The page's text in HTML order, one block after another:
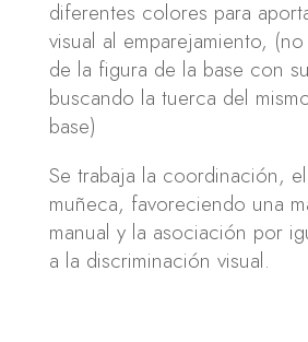
diferentes colores para
visual al emparejamiento,
de la figura de la base con
buscando la tuerca del
base)
Se trabaja la coordinación,
muñeca, favoreciendo una
manual y la asociación por
a la discriminación visual.